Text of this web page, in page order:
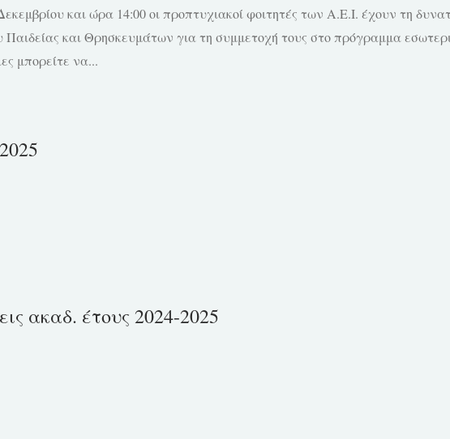
και ώρα 14:00 οι προπτυχιακοί φοιτητές των Α.Ε.Ι. έχουν τη
και Θρησκευμάτων για τη συμμετοχή τους στο πρόγραμμα
μπορείτε να...
ακαδ. έτους 2024-2025